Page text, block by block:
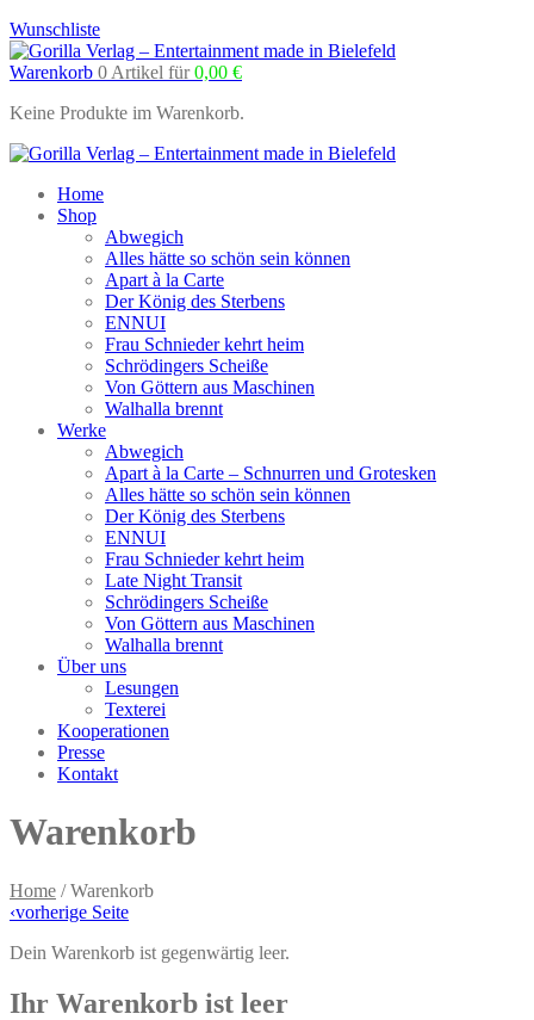
Wunschliste
Warenkorb 0 Artikel für 0,00 €
Keine Produkte im Warenkorb.
Home
Shop
Abwegich
Alles hätte so schön sein können
Apart à la Carte
Der König des Sterbens
ENNUI
Frau Schnieder kehrt heim
Schrödingers Scheiße
Von Göttern aus Maschinen
Walhalla brennt
Werke
Abwegich
Apart à la Carte – Schnurren und Grotesken
Alles hätte so schön sein können
Der König des Sterbens
ENNUI
Frau Schnieder kehrt heim
Late Night Transit
Schrödingers Scheiße
Von Göttern aus Maschinen
Walhalla brennt
Über uns
Lesungen
Texterei
Kooperationen
Presse
Kontakt
Warenkorb
Home / Warenkorb
‹vorherige Seite
Dein Warenkorb ist gegenwärtig leer.
Ihr Warenkorb ist leer